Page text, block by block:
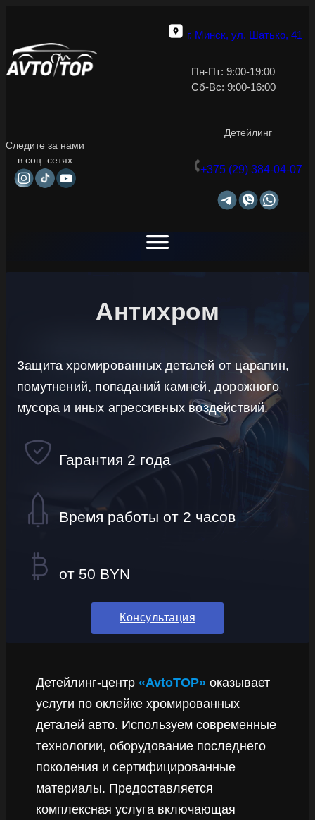
Следите за нами
в соц. сетях
Детейлинг
+375 (29) 384-04-07
г. Минск, ул. Шатько, 41
Пн-Пт: 9:00-19:00
Сб-Вс: 9:00-16:00
Антихром
Защита хромированных деталей от царапин,
помутнений, попаданий камней, дорожного
мусора и иных агрессивных воздействий.
Гарантия 2 года
Время работы от 2 часов
от 50 BYN
Консультация
Детейлинг-центр«AvtoTOP» оказывает
услуги по оклейке хромированных
деталей авто. Используем современные
технологии, оборудование последнего
поколения и сертифицированные
материалы. Предоставляется
комплексная услуга включающая